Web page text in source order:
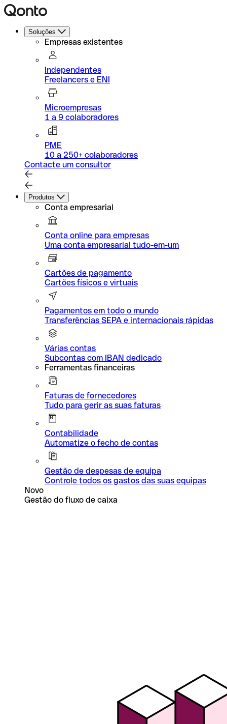
Soluções
Empresas existentes
Independentes
Freelancers e ENI
Microempresas
1 a 9 colaboradores
PME
10 a 250+ colaboradores
Contacte um consultor
Produtos
Conta empresarial
Conta online para empresas
Uma conta empresarial tudo-em-um
Cartões de pagamento
Cartões físicos e virtuais
Pagamentos em todo o mundo
Transferências SEPA e internacionais rápidas
Várias contas
Subcontas com IBAN dedicado
Ferramentas financeiras
Faturas de fornecedores
Tudo para gerir as suas faturas
Contabilidade
Automatize o fecho de contas
Gestão de despesas de equipa
Controle todos os gastos das suas equipas
Novo
Gestão do fluxo de caixa